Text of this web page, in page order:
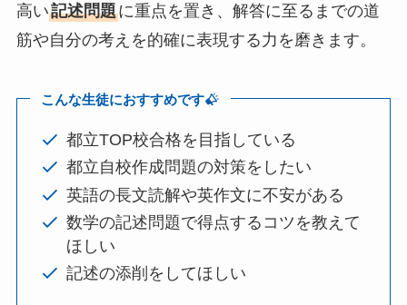
高い記述問題に重点を置き、解答に至るまでの道
筋や自分の考えを的確に表現する力を磨きます。
こんな生徒におすすめです
都立TOP校合格を目指している
都立自校作成問題の対策をしたい
英語の長文読解や英作文に不安がある
数学の記述問題で得点するコツを教えて
ほしい
記述の添削をしてほしい